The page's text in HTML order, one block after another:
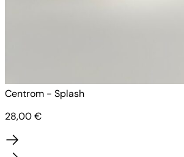
Centrom - Splash
28,00€